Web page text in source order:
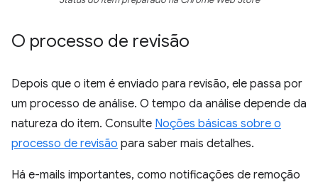
O processo de revisão
Depois que o item é enviado para revisão, ele passa por
um processo de análise. O tempo da análise depende da
natureza do item. Consulte Noções básicas sobre o
processo de revisão para saber mais detalhes.
Há e-mails importantes, como notificações de remoção